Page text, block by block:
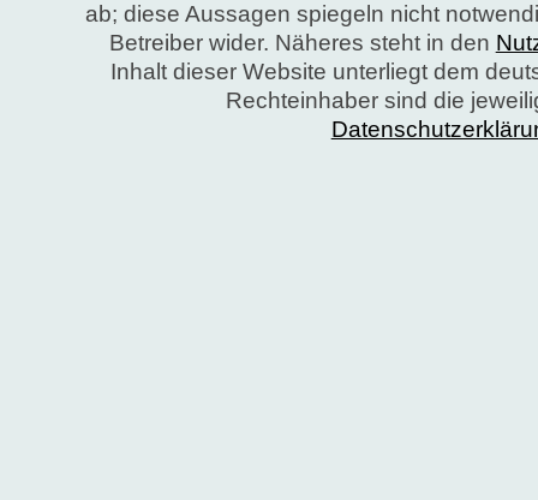
ab; diese Aussagen spiegeln nicht
Betreiber wider. Näheres steht in den
Inhalt dieser Website unterliegt dem
Rechteinhaber sind die